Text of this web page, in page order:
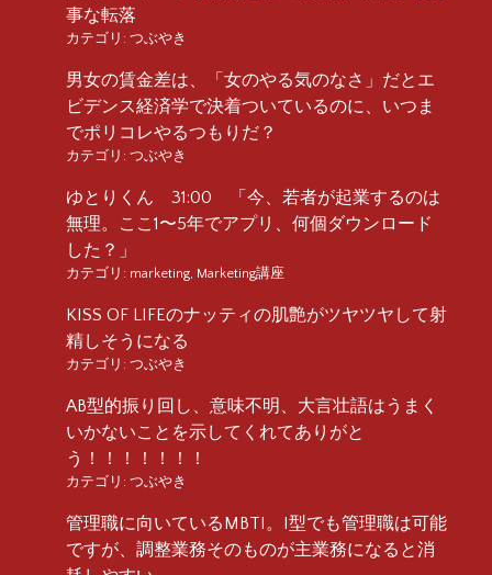
事な転落
カテゴリ: つぶやき
男女の賃金差は、「女のやる気のなさ」だとエ
ビデンス経済学で決着ついているのに、いつま
でポリコレやるつもりだ？
カテゴリ: つぶやき
ゆとりくん 31:00 「今、若者が起業するのは
無理。ここ1〜5年でアプリ、何個ダウンロード
した？」
カテゴリ: marketing, Marketing講座
KISS OF LIFEのナッティの肌艶がツヤツヤして射
精しそうになる
カテゴリ: つぶやき
AB型的振り回し、意味不明、大言壮語はうまく
いかないことを示してくれてありがと
う！！！！！！！
カテゴリ: つぶやき
管理職に向いているMBTI。I型でも管理職は可能
ですが、調整業務そのものが主業務になると消